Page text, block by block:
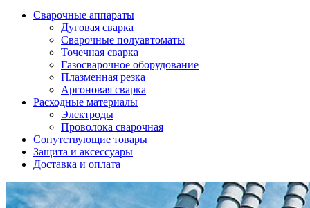
Сварочные аппараты
Дуговая сварка
Сварочные полуавтоматы
Точечная сварка
Газосварочное оборудование
Плазменная резка
Аргоновая сварка
Расходные материалы
Электроды
Проволока сварочная
Сопутствующие товары
Защита и аксессуары
Доставка и оплата